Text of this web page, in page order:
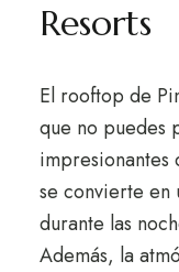
Resorts
El rooftop de
que no puedes
impresionantes
se convierte en
durante las
Además, la